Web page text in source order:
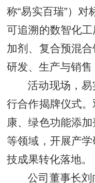
称“易实百瑞”）
可追溯的数智化
加剂、复合预混
研发、生产与销售
活动现场，
行合作揭牌仪式
康、绿色功能添
等领域，开展产
技成果转化落地。
公司董事长